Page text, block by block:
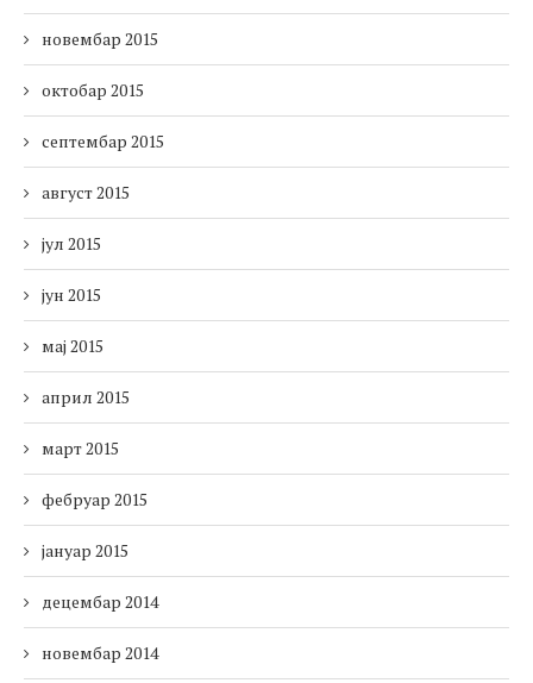
новембар 2015
октобар 2015
септембар 2015
август 2015
јул 2015
јун 2015
мај 2015
април 2015
март 2015
фебруар 2015
јануар 2015
децембар 2014
новембар 2014